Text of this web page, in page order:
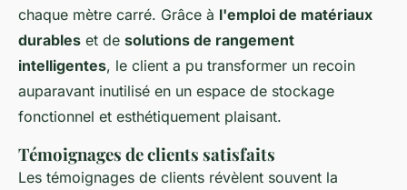
chaque mètre carré. Grâce à l'emploi de matériaux
durables et de solutions de rangement
intelligentes, le client a pu transformer un recoin
auparavant inutilisé en un espace de stockage
fonctionnel et esthétiquement plaisant.
Témoignages de clients satisfaits
Les témoignages de clients révèlent souvent la